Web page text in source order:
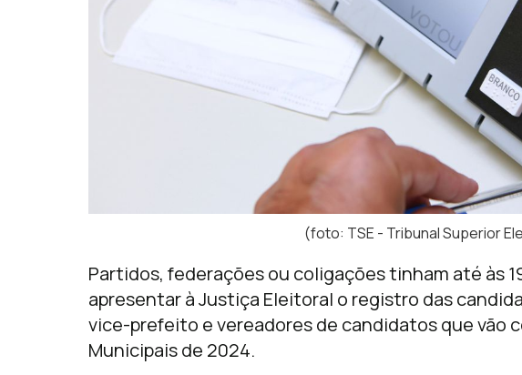
(foto: TSE - Tribunal Superior
Partidos, federações ou coligações tinham até às
apresentar à Justiça Eleitoral o registro das
vice-prefeito e vereadores de candidatos que vão
Municipais de 2024.